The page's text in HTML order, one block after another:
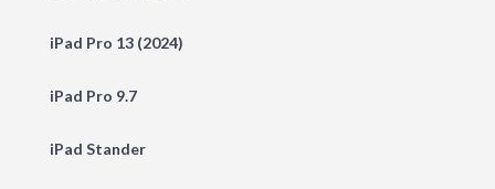
iPad Pro 13 (2024)
iPad Pro 9.7
iPad Stander